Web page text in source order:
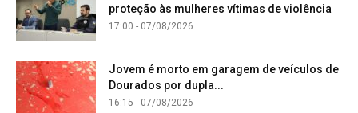
proteção às mulheres vítimas de violência
17:00 - 07/08/2026
Jovem é morto em garagem de veículos de
Dourados por dupla...
16:15 - 07/08/2026